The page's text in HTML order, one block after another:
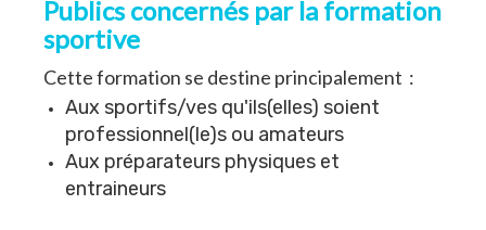
Publics concernés par la formation
sportive
Cette formation se destine principalement :
Aux sportifs/ves qu'ils(elles) soient
professionnel(le)s ou amateurs
Aux préparateurs physiques et
entraineurs